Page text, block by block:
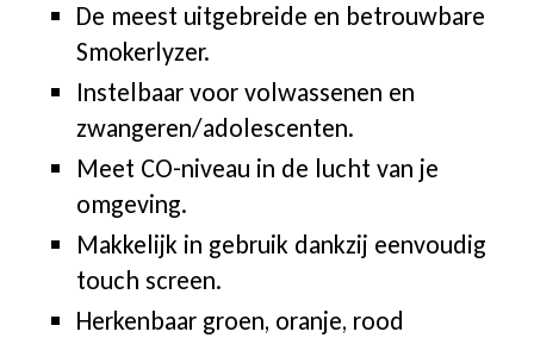
De meest uitgebreide en betrouwbare
Smokerlyzer.
Instelbaar voor volwassenen en
zwangeren/adolescenten.
Meet CO-niveau in de lucht van je
omgeving.
Makkelijk in gebruik dankzij eenvoudig
touch screen.
Herkenbaar groen, oranje, rood